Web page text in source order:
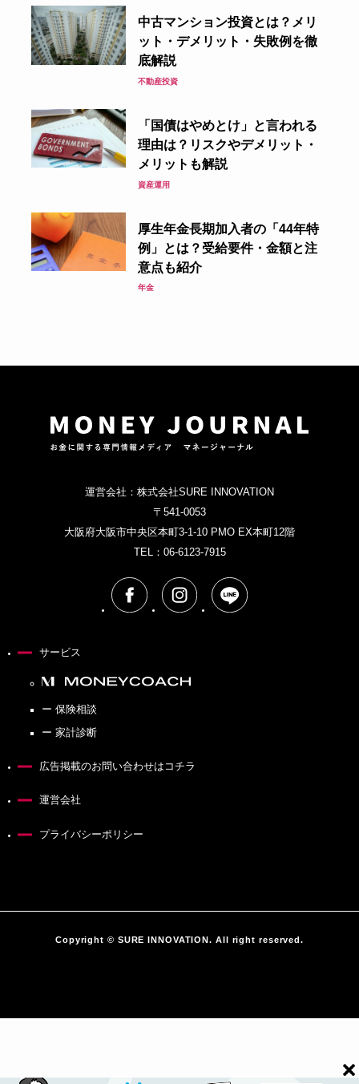
中古マンション投資とは？メリ
ット・デメリット・失敗例を徹
底解説
不動産投資
「国債はやめとけ」と言われる
理由は？リスクやデメリット・
メリットも解説
資産運用
厚生年金長期加入者の「44年特
例」とは？受給要件・金額と注
意点も紹介
年金
運営会社：株式会社SURE INNOVATION
〒541-0053
大阪府大阪市中央区本町3-1-10 PMO EX本町12階
TEL： 06-6123-7915
サービス
ー 保険相談
ー 家計診断
広告掲載のお問い合わせはコチラ
運営会社
プライバシーポリシー
Copyright ©︎ SURE INNOVATION. All right reserved.